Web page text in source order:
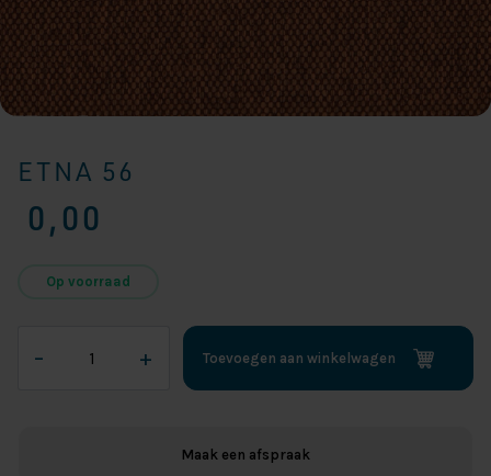
ETNA 56
0,00
Op voorraad
–
56
+ Toevoegen aan winkelwagen
Maak een afspraak